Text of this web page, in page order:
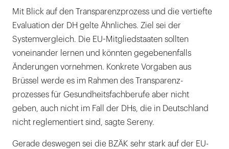
Mit Blick auf den Transparenzprozess und die vertiefte
Evaluation der DH gelte Ähnliches. Ziel sei der
Systemvergleich. Die EU-Mitgliedstaaten sollten
voneinander lernen und könnten gegebenenfalls
Änderungen vornehmen. Konkrete Vorgaben aus
Brüssel werde es im Rahmen des Transparenz-
prozesses für Gesundheitsfachberufe aber nicht
geben, auch nicht im Fall der DHs, die in Deutschland
nicht reglementiert sind, sagte Sereny.
Gerade deswegen sei die BZÄK sehr stark auf der EU-